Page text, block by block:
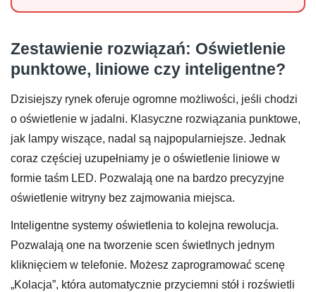
Zestawienie rozwiązań: Oświetlenie
punktowe, liniowe czy inteligentne?
Dzisiejszy rynek oferuje ogromne możliwości, jeśli chodzi
o oświetlenie w jadalni. Klasyczne rozwiązania punktowe,
jak lampy wiszące, nadal są najpopularniejsze. Jednak
coraz częściej uzupełniamy je o oświetlenie liniowe w
formie taśm LED. Pozwalają one na bardzo precyzyjne
oświetlenie witryny bez zajmowania miejsca.
Inteligentne systemy oświetlenia to kolejna rewolucja.
Pozwalają one na tworzenie scen świetlnych jednym
kliknięciem w telefonie. Możesz zaprogramować scenę
„Kolacja”, która automatycznie przyciemni stół i rozświetli